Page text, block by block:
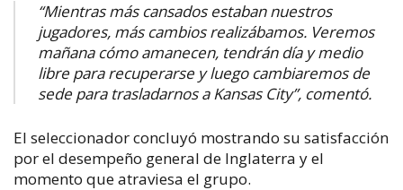
“Mientras más cansados estaban nuestros
jugadores, más cambios realizábamos. Veremos
mañana cómo amanecen, tendrán día y medio
libre para recuperarse y luego cambiaremos de
sede para trasladarnos a Kansas City”, comentó.
El seleccionador concluyó mostrando su satisfacción
por el desempeño general de Inglaterra y el
momento que atraviesa el grupo.